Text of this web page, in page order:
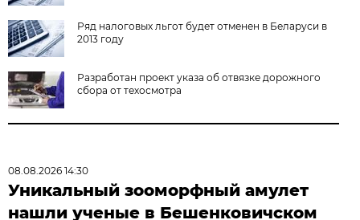
Ряд налоговых льгот будет отменен в Беларуси в
2013 году
Разработан проект указа об отвязке дорожного
сбора от техосмотра
08.08.2026 14:30
Уникальный зооморфный амулет
нашли ученые в Бешенковичском